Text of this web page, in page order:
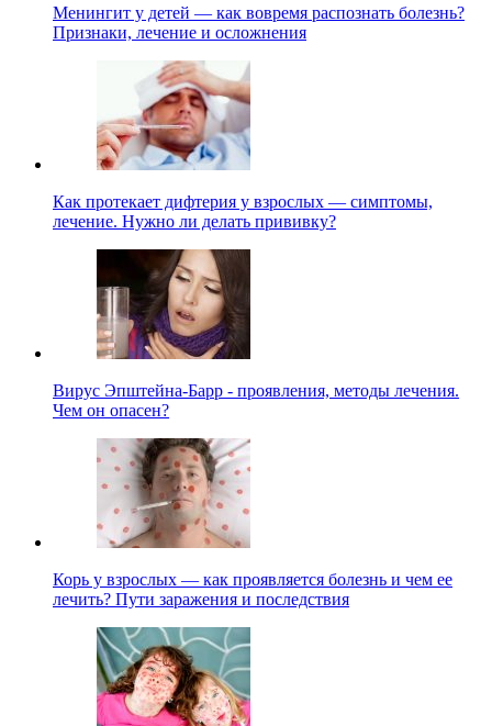
Менингит у детей — как вовремя распознать болезнь?
Признаки, лечение и осложнения
Как протекает дифтерия у взрослых — симптомы,
лечение. Нужно ли делать прививку?
Вирус Эпштейна-Барр - проявления, методы лечения.
Чем он опасен?
Корь у взрослых — как проявляется болезнь и чем ее
лечить? Пути заражения и последствия